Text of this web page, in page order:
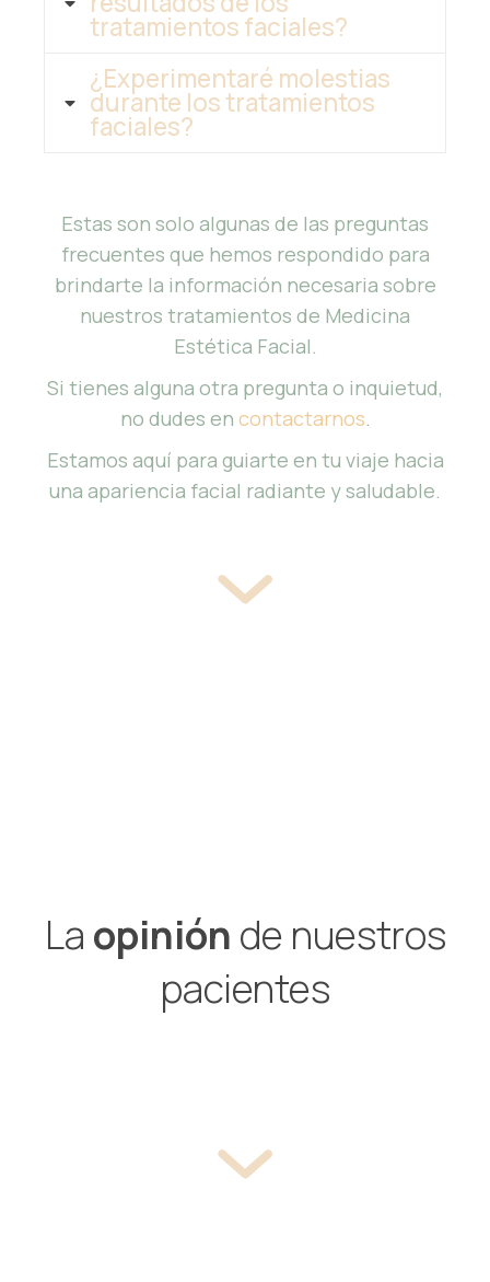
tratamientos faciales?
¿Experimentaré molestias
durante los tratamientos
faciales?
Estas son solo algunas de las preguntas
frecuentes que hemos respondido para
brindarte la información necesaria sobre
nuestros tratamientos de Medicina
Estética Facial.
Si tienes alguna otra pregunta o inquietud,
no dudes en contactarnos.
Estamos aquí para guiarte en tu viaje hacia
una apariencia facial radiante y saludable.
La opinión de nuestros
pacientes